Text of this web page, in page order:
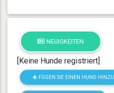
NEUIGKEITEN
[Keine Hunde registriert]
FÜGEN SIE EINEN HUND HINZU